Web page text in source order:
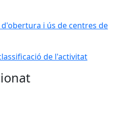
i ús de centres de
de l'activitat